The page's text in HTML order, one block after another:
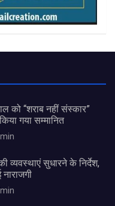
को “शराब नहीं संस्कार”
गया सम्मानित
व्यवस्थाएं सुधारने के निर्देश,